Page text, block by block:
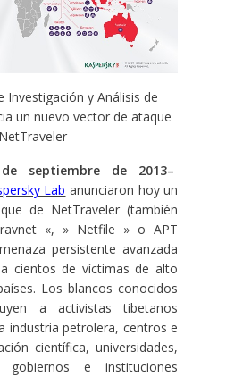
Investigación y Análisis de
un nuevo vector de ataque
septiembre de 2013–
Lab anunciaron hoy un
de NetTraveler (también
«, » Netfile » o APT
persistente avanzada
cientos de víctimas de alto
Los blancos conocidos
a activistas tibetanos
industria petrolera, centros e
científica, universidades,
gobiernos e instituciones